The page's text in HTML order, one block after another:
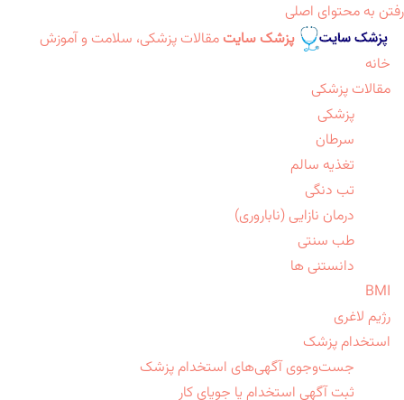
رفتن به محتوای اصلی
پزشک سایت مقالات پزشکی، سلامت و آموزش
خانه
مقالات پزشکی
پزشکی
سرطان
تغذیه سالم
تب دنگی
درمان نازایی (ناباروری)
طب سنتی
دانستنی ها
BMI
رژیم لاغری
استخدام پزشک
جست‌وجوی آگهی‌های استخدام پزشک
ثبت آگهی استخدام یا جویای کار